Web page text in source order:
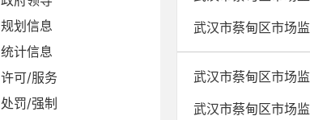
规划信息
统计信息
许可/服务
处罚/强制
武汉市蔡甸区市场
武汉市蔡甸区市场
武汉市蔡甸区市场